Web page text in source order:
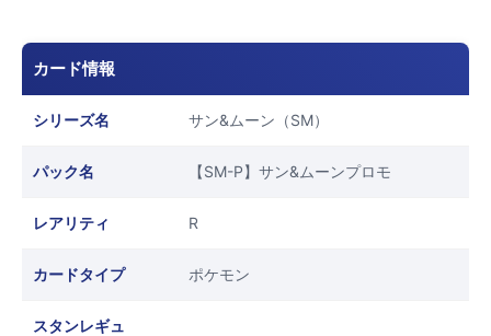
カード情報
シリーズ名 サン&ムーン（SM）
パック名 【SM-P】サン&ムーンプロモ
レアリティ R
カードタイプ ポケモン
スタンレギュ